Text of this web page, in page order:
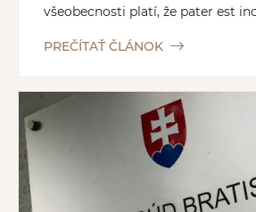
všeobecnosti platí, že pater est
PREČÍTAŤ ČLÁNOK